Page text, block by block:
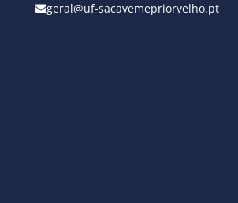
geral@uf-sacavemepriorvelho.pt